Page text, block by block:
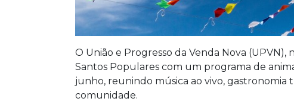
O União e Progresso da Venda Nova
Santos Populares com um programa de
junho, reunindo música ao vivo, gastronomia
comunidade.